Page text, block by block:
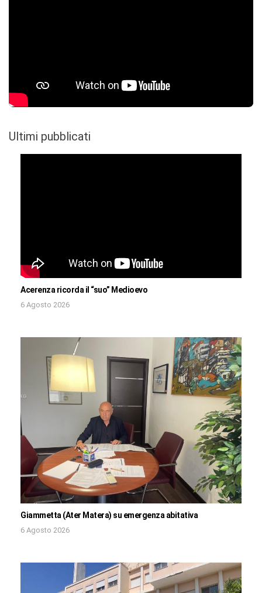
Ultimi pubblicati
Acerenza ricorda il “suo” Medioevo
6 Agosto 2026
Giammetta (Ater Matera) su emergenza abitativa
6 Agosto 2026